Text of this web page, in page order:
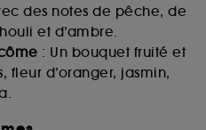
des notes de pêche, de
et d’ambre.
: Un bouquet fruité et
fleur d’oranger, jasmin,